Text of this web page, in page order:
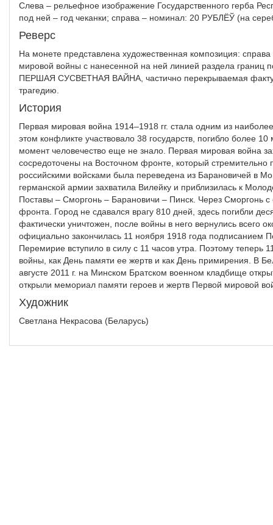
Слева – рельефное изображение Государственного герба
под ней – год чеканки; справа – номинал: 20 РУБЛЁЎ (на
Реверс
На монете представлена художественная композиция:
мировой войны с нанесенной на ней линией раздела границ
ПЕРШАЯ СУСВЕТНАЯ ВАЙНА, частично перекрываемая
трагедию.
История
Первая мировая война 1914–1918 гг. стала одним из
этом конфликте участвовало 38 государств, погибло более
момент человечество еще не знало. Первая мировая война
сосредоточены на Восточном фронте, который
российскими войсками была переведена из Барановичей в
германской армии захватила Вилейку и приблизилась к
Поставы – Сморгонь – Барановичи – Пинск. Через Сморгонь с
фронта. Город не сдавался врагу 810 дней, здесь погибли
фактически уничтожен, после войны в него вернулись
официально закончилась 11 ноября 1918 года подписанием
Перемирие вступило в силу с 11 часов утра. Поэтому
войны, как День памяти ее жертв и как День примирения. В
августе 2011 г. на Минском Братском военном кладбище
открыли мемориал памяти героев и жертв Первой мировой
Художник
Светлана Некрасова (Беларусь)